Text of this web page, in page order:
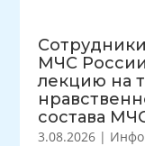
МЧС
лекцию на
состава
3.08.2026 |